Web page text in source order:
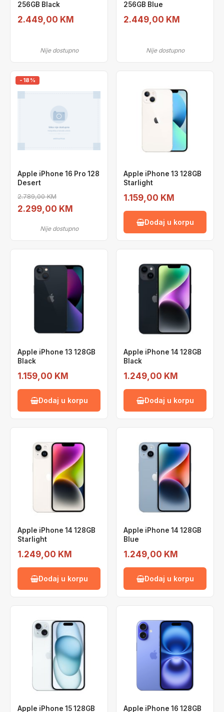
256GB Black
2.449,00 KM
Nije dostupno
256GB Blue
2.449,00 KM
Nije dostupno
-18%
Apple iPhone 16 Pro 128
Desert
2.789,00 KM
2.299,00 KM
Nije dostupno
Apple iPhone 13 128GB
Starlight
1.159,00 KM
Dodaj u korpu
Apple iPhone 13 128GB
Black
1.159,00 KM
Dodaj u korpu
Apple iPhone 14 128GB
Black
1.249,00 KM
Dodaj u korpu
Apple iPhone 14 128GB
Starlight
1.249,00 KM
Dodaj u korpu
Apple iPhone 14 128GB
Blue
1.249,00 KM
Dodaj u korpu
Apple iPhone 15 128GB Apple iPhone 16 128GB